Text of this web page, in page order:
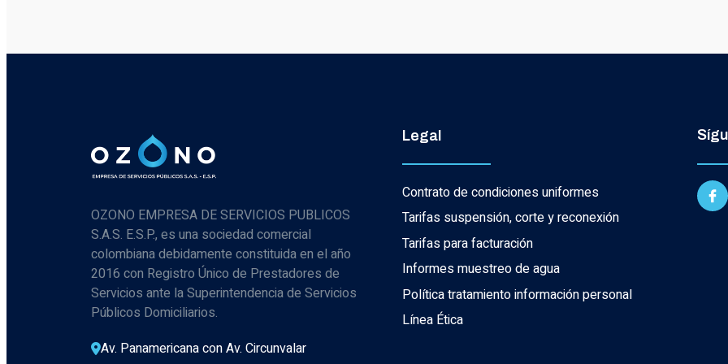
OZONO EMPRESA DE SERVICIOS PUBLICOS
S.A.S. E.S.P., es una sociedad comercial
colombiana debidamente constituida en el año
2016 con Registro Único de Prestadores de
Servicios ante la Superintendencia de Servicios
Públicos Domiciliarios.
Av. Panamericana con Av. Circunvalar
Legal
Contrato de condiciones uniformes
Tarifas suspensión, corte y reconexión
Tarifas para facturación
Informes muestreo de agua
Política tratamiento información personal
Línea Ética